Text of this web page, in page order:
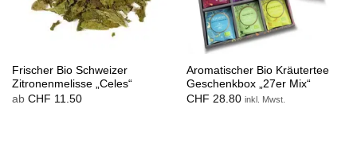
Frischer Bio Schweizer
Zitronenmelisse „Celes“
ab CHF 11.50
Aromatischer Bio Kräutertee
Geschenkbox „27er Mix“
CHF 28.80 inkl. Mwst.